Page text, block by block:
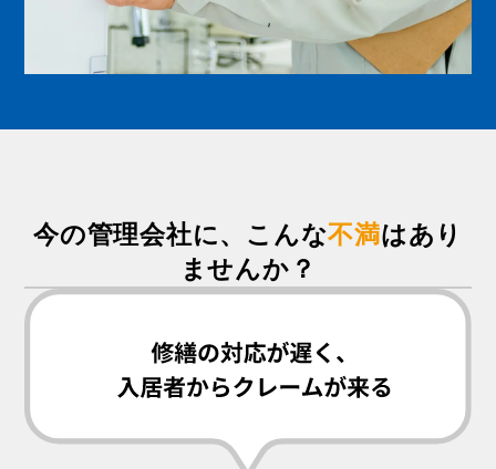
今の管理会社に、こんな不満はあり
ませんか？